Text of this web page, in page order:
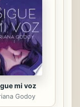
Gilles
ni por la
en él se
se hace eco
mi voz
Godoy